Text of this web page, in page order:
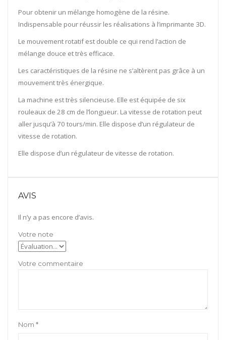
Pour obtenir un mélange homogène de la résine.
Indispensable pour réussir les réalisations à l’imprimante 3D.
Le mouvement rotatif est double ce qui rend l’action de
mélange douce et très efficace.
Les caractéristiques de la résine ne s’altèrent pas grâce à un
mouvement très énergique.
La machine est très silencieuse. Elle est équipée de six
rouleaux de 28 cm de l’longueur. La vitesse de rotation peut
aller jusqu’à 70 tours/min. Elle dispose d’un régulateur de
vitesse de rotation.
Elle dispose d’un régulateur de vitesse de rotation.
AVIS
Il n’y a pas encore d’avis.
Nom *